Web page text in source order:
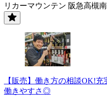
リカーマウンテン 阪急高槻
【販売】働き方の相談OK!
働きやすさ◎